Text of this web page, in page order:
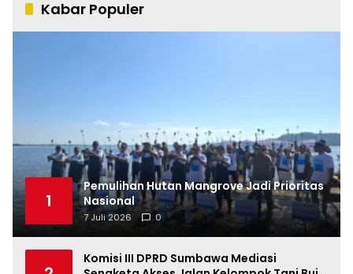
Kabar Populer
1
Pemulihan Hutan Mangrove Jadi Prioritas
Nasional
7 Juli 2026 0
Komisi III DPRD Sumbawa Mediasi